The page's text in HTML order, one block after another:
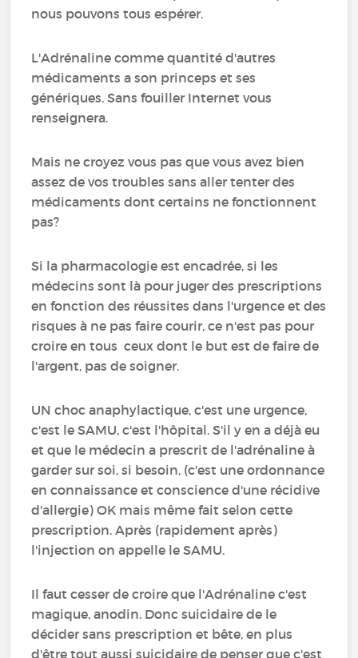
nous pouvons tous espérer.
L'Adrénaline comme quantité d'autres
médicaments a son princeps et ses
génériques. Sans fouiller Internet vous
renseignera.
Mais ne croyez vous pas que vous avez bien
assez de vos troubles sans aller tenter des
médicaments dont certains ne fonctionnent
pas?
Si la pharmacologie est encadrée, si les
médecins sont là pour juger des prescriptions
en fonction des réussites dans l'urgence et des
risques à ne pas faire courir, ce n'est pas pour
croire en tous ceux dont le but est de faire de
l'argent, pas de soigner.
UN choc anaphylactique, c'est une urgence,
c'est le SAMU, c'est l'hôpital. S'il y en a déjà eu
et que le médecin a prescrit de l'adrénaline à
garder sur soi, si besoin, (c'est une ordonnance
en connaissance et conscience d'une récidive
d'allergie) OK mais même fait selon cette
prescription. Après (rapidement après)
l'injection on appelle le SAMU.
Il faut cesser de croire que l'Adrénaline c'est
magique, anodin. Donc suicidaire de le
décider sans prescription et bête, en plus
d'être tout aussi suicidaire de penser que c'est